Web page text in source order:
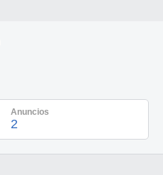
Anuncios
2